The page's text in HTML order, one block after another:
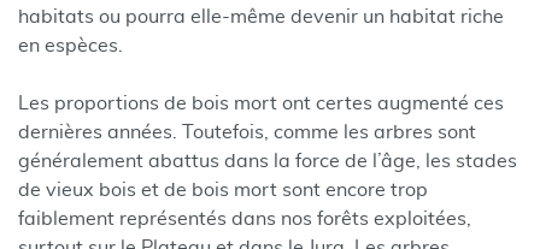
habitats ou pourra elle-même devenir un habitat riche
en espèces.
Les proportions de bois mort ont certes augmenté ces
dernières années. Toutefois, comme les arbres sont
généralement abattus dans la force de l’âge, les stades
de vieux bois et de bois mort sont encore trop
faiblement représentés dans nos forêts exploitées,